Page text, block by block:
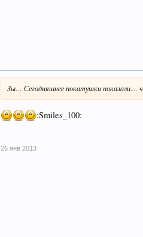
Зы… Сегодняшнее покатушки показали....
:Smiles_100:
26 янв 2013